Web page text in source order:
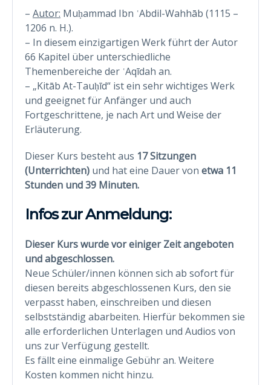
– Autor: Muḥammad Ibn ʿAbdil-Wahhāb (1115 –
1206 n. H.).
– In diesem einzigartigen Werk führt der Autor
66 Kapitel über unterschiedliche
Themenbereiche der ʿAqīdah an.
– „Kitāb At-Tauḥīd“ ist ein sehr wichtiges Werk
und geeignet für Anfänger und auch
Fortgeschrittene, je nach Art und Weise der
Erläuterung.
Dieser Kurs besteht aus 17 Sitzungen
(Unterrichten) und hat eine Dauer von etwa 11
Stunden und 39 Minuten.
Infos zur Anmeldung:
Dieser Kurs wurde vor einiger Zeit angeboten
und abgeschlossen.
Neue Schüler/innen können sich ab sofort für
diesen bereits abgeschlossenen Kurs, den sie
verpasst haben, einschreiben und diesen
selbstständig abarbeiten. Hierfür bekommen sie
alle erforderlichen Unterlagen und Audios von
uns zur Verfügung gestellt.
Es fällt eine einmalige Gebühr an. Weitere
Kosten kommen nicht hinzu.